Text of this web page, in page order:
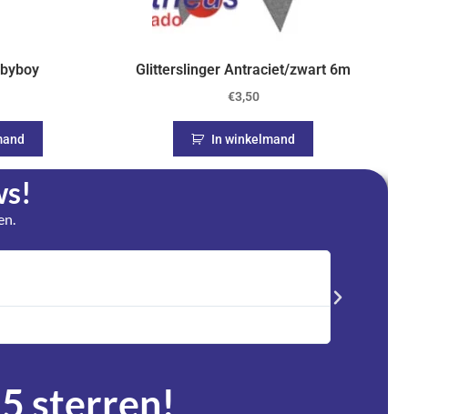
Glitterslinger Antraciet/zwart 6m
€3,50
In winkelmand
Trustpilot
sterren!